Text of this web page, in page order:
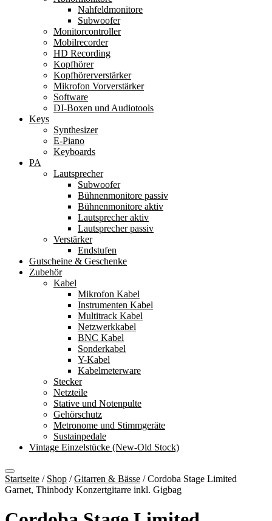
Nahfeldmonitore
Subwoofer
Monitorcontroller
Mobilrecorder
HD Recording
Kopfhörer
Kopfhörerverstärker
Mikrofon Vorverstärker
Software
DI-Boxen und Audiotools
Keys
Synthesizer
E-Piano
Keyboards
PA
Lautsprecher
Subwoofer
Bühnenmonitore passiv
Bühnenmonitore aktiv
Lautsprecher aktiv
Lautsprecher passiv
Verstärker
Endstufen
Gutscheine & Geschenke
Zubehör
Kabel
Mikrofon Kabel
Instrumenten Kabel
Multitrack Kabel
Netzwerkkabel
BNC Kabel
Sonderkabel
Y-Kabel
Kabelmeterware
Stecker
Netzteile
Stative und Notenpulte
Gehörschutz
Metronome und Stimmgeräte
Sustainpedale
Vintage Einzelstücke (New-Old Stock)
Startseite / Shop /Gitarren & Bässe /Cordoba Stage Limited
Garnet, Thinbody Konzertgitarre inkl. Gigbag